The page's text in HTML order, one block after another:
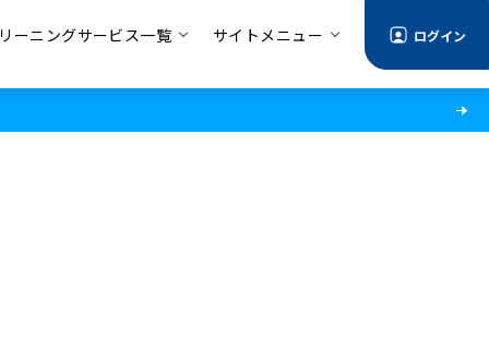
ーニングサービス一覧 サイトメニュー ログイン